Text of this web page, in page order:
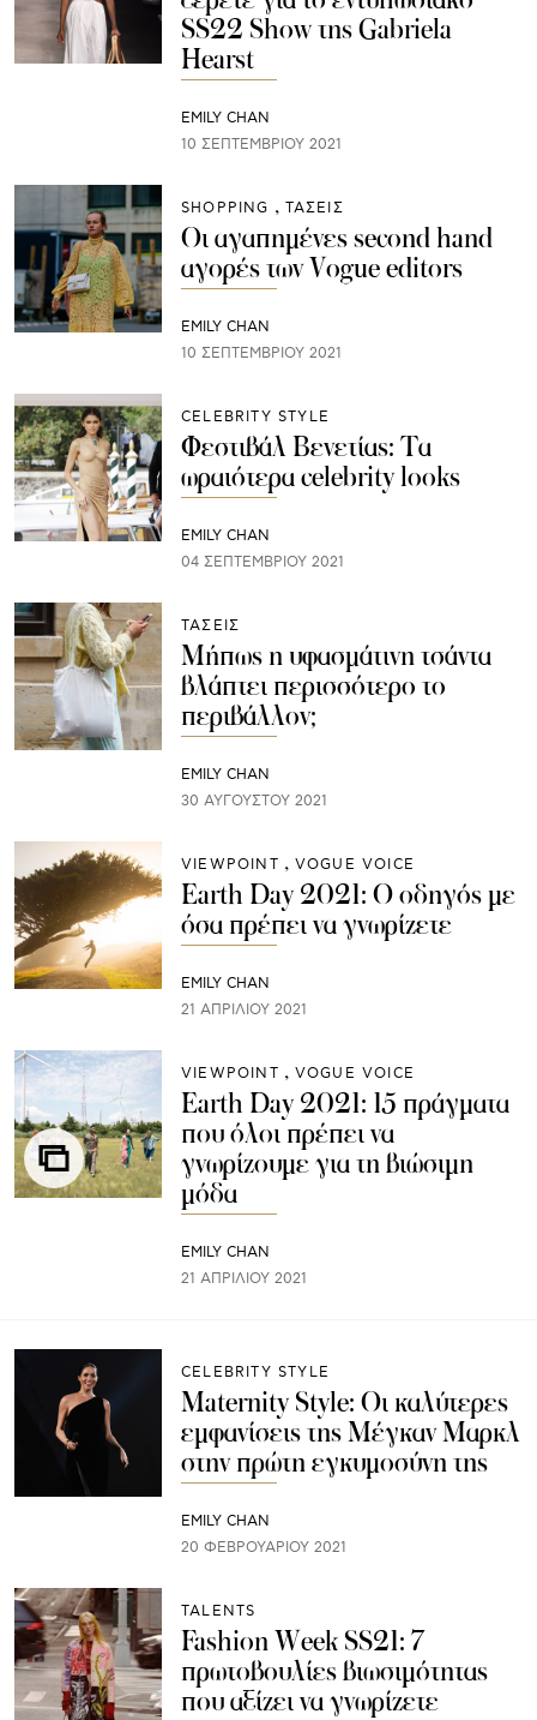
SS22 Show της Gabriela
Hearst
EMILY CHAN
10 ΣΕΠΤΕΜΒΡΊΟΥ 2021
SHOPPING ΤΑΣΕΙΣ
Οι αγαπημένες second hand
αγορές των Vogue editors
EMILY CHAN
10 ΣΕΠΤΕΜΒΡΊΟΥ 2021
CELEBRITY STYLE
Φεστιβάλ Βενετίας: Τα
ωραιότερα celebrity looks
EMILY CHAN
04 ΣΕΠΤΕΜΒΡΊΟΥ 2021
ΤΑΣΕΙΣ
Μήπως η υφασμάτινη τσάντα
βλάπτει περισσότερο το
περιβάλλον;
EMILY CHAN
30 ΑΥΓΟΎΣΤΟΥ 2021
VIEWPOINT VOGUE VOICE
Earth Day 2021: Ο οδηγός με
όσα πρέπει να γνωρίζετε
EMILY CHAN
21 ΑΠΡΙΛΊΟΥ 2021
VIEWPOINT VOGUE VOICE
Earth Day 2021: 15 πράγματα
που όλοι πρέπει να
γνωρίζουμε για τη βιώσιμη
μόδα
EMILY CHAN
21 ΑΠΡΙΛΊΟΥ 2021
CELEBRITY STYLE
Maternity Style: Οι καλύτερες
εμφανίσεις της Μέγκαν Μαρκλ
στην πρώτη εγκυμοσύνη της
EMILY CHAN
20 ΦΕΒΡΟΥΑΡΊΟΥ 2021
TALENTS
Fashion Week SS21: 7
πρωτοβουλίες βιωσιμότητας
που αξίζει να γνωρίζετε